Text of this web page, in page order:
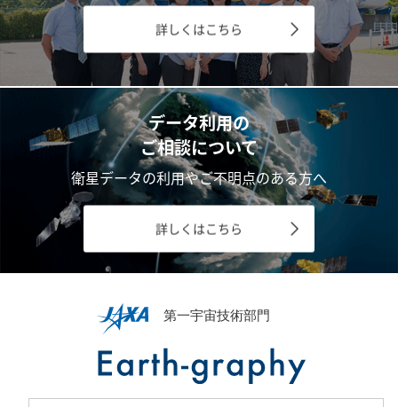
詳しくはこちら
データ利用の
ご相談について
衛星データの利用やご不明点のある方へ
詳しくはこちら